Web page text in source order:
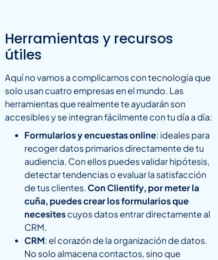
Herramientas y recursos
útiles
Aquí no vamos a complicarnos con tecnología que
solo usan cuatro empresas en el mundo. Las
herramientas que realmente te ayudarán son
accesibles y se integran fácilmente con tu día a día:
Formularios y encuestas online: ideales para
recoger datos primarios directamente de tu
audiencia. Con ellos puedes validar hipótesis,
detectar tendencias o evaluar la satisfacción
de tus clientes. Con Clientify, por meter la
cuña, puedes crear los formularios que
necesitescuyos datos entrar directamente al
CRM.
CRM: el corazón de la organización de datos.
No solo almacena contactos, sino que